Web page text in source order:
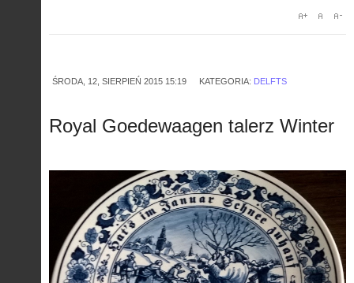
ŚRODA, 12, SIERPIEŃ 2015 15:19 KATEGORIA: DELFTS
Royal Goedewaagen talerz Winter